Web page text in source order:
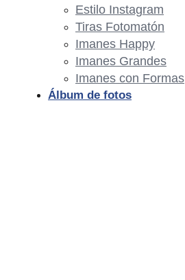
Estilo Instagram
Tiras Fotomatón
Imanes Happy
Imanes Grandes
Imanes con Formas
Álbum de fotos